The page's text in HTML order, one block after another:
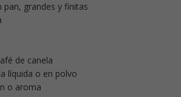
pan, grandes y finitas
de canela
líquida o en polvo
o aroma